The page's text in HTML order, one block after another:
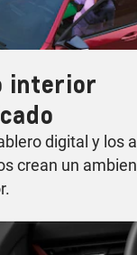
interior
digital y los
crean un